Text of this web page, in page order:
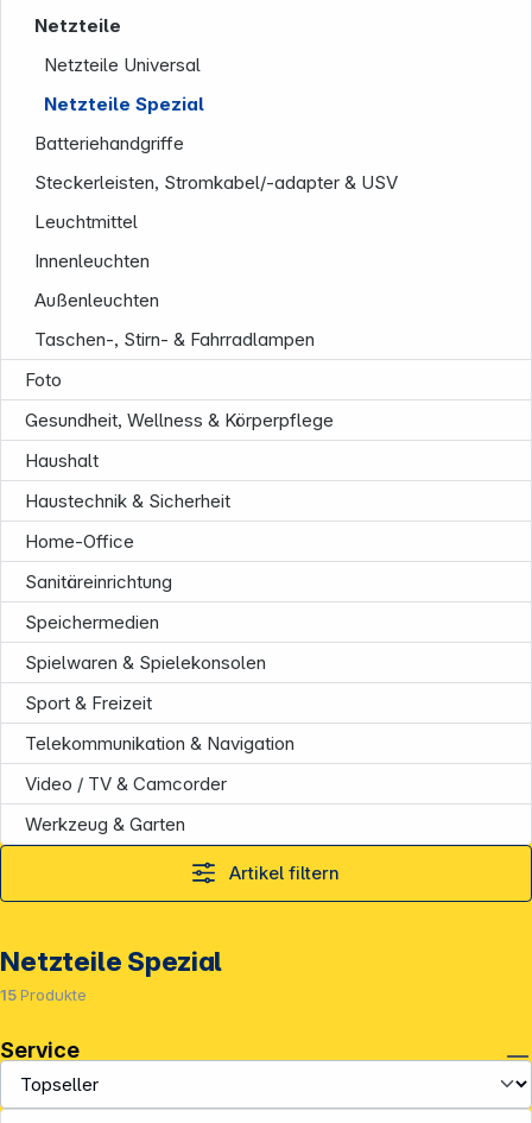
Netzteile
Netzteile Universal
Netzteile Spezial
Batteriehandgriffe
Steckerleisten, Stromkabel/-adapter & USV
Leuchtmittel
Innenleuchten
Außenleuchten
Taschen-, Stirn- & Fahrradlampen
Foto
Gesundheit, Wellness & Körperpflege
Haushalt
Haustechnik & Sicherheit
Home-Office
Sanitäreinrichtung
Speichermedien
Spielwaren & Spielekonsolen
Sport & Freizeit
Telekommunikation & Navigation
Video / TV & Camcorder
Werkzeug & Garten
Artikel filtern
Netzteile Spezial
15 Produkte
Unternehmen
Informationen
Service